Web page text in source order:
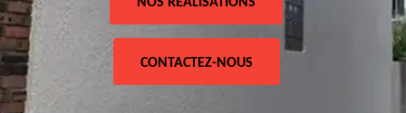
CONTACTEZ-NOUS